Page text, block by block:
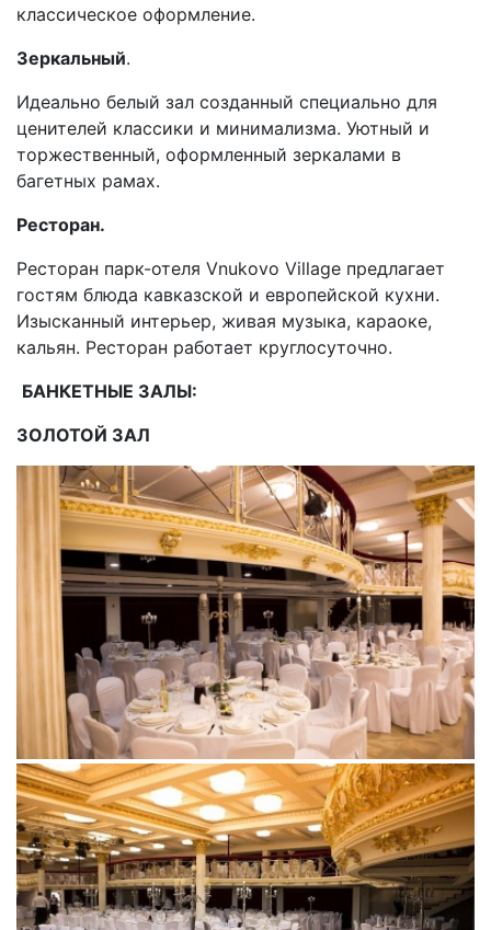
классическое оформление.
Зеркальный.
Идеально белый зал созданный специально для
ценителей классики и минимализма. Уютный и
торжественный, оформленный зеркалами в
багетных рамах.
Ресторан.
Ресторан парк-отеля Vnukovo Village предлагает
гостям блюда кавказской и европейской кухни.
Изысканный интерьер, живая музыка, караоке,
кальян. Ресторан работает круглосуточно.
БАНКЕТНЫЕ ЗАЛЫ:
ЗОЛОТОЙ ЗАЛ